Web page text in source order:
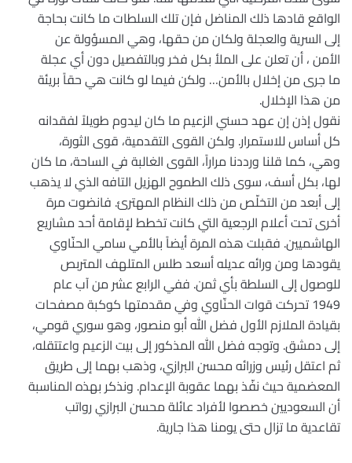
الواقع قادها ذلك المناضل فإن تلك السلطات ما كانت بحاجة
إلى السرية والعجلة ولكان من حقها، وهي المسؤولة عن
الأمن ، أن تعلن على الملأ بكل فخر وبالتفصيل دون أي عجلة
ما جرى من إخلال بالأمن… ولكن فيما لو كانت هي حقاً بريئة
من هذا الإخلال.
نقول إذن إن عهد حسني الزعيم ما كان ليدوم طويلاً لفقدانه
كل أساس للاستمرار. ولكن القوى التقدمية، قوى الثورة،
وهي، كما قلنا ورددنا مراراً، القوى الغالبة في الساحة، ما كان
لها، بكل أسف، سوى ذلك الطموح الهزيل التافه الذي لا يذهب
إلى أبعد من التخلّص من ذلك النظام المهترئ. فانضوت مرة
أخرى تحت أعلام الرجعية التي كانت تخطط لإقامة أحد مشاريع
الهاشميين. فقبلت هذه المرة أيضاً بالأمي سامي الحنّاوي
يقودها ومن ورائه عديله أسعد طلس المتلهف المتربص
للوصول إلى السلطة بأي ثمن. ففي الرابع عشر من آب عام
1949 تحركت قوات الحنّاوي وفي مقدمتها كوكبة مصفحات
بقيادة الملازم الأول فضل الله أبو منصور، وهو سوري قومي،
إلى دمشق. وتوجه فضل الله المذكور إلى بيت الزعيم واعتتقله،
ثم اعتقل رئيس وزرائه محسن البرازي، وذهب بهما إلى طريق
المعضمية حيث نفّذ بهما عقوبة الإعدام. ونذكر بهذه المناسبة
أن السعوديين خصصوا لأفراد عائلة محسن البرازي رواتب
تقاعدية ما تزال حتى يومنا هذا جارية.